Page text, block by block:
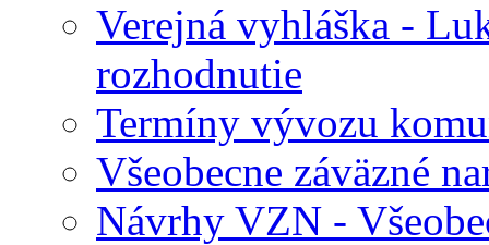
Verejná vyhláška -
rozhodnutie
Termíny vývozu
Všeobecne záväzné
Návrhy VZN -